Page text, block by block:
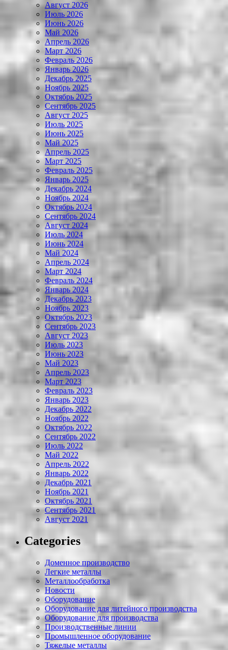
Август 2026
Июль 2026
Июнь 2026
Май 2026
Апрель 2026
Март 2026
Февраль 2026
Январь 2026
Декабрь 2025
Ноябрь 2025
Октябрь 2025
Сентябрь 2025
Август 2025
Июль 2025
Июнь 2025
Май 2025
Апрель 2025
Март 2025
Февраль 2025
Январь 2025
Декабрь 2024
Ноябрь 2024
Октябрь 2024
Сентябрь 2024
Август 2024
Июль 2024
Июнь 2024
Май 2024
Апрель 2024
Март 2024
Февраль 2024
Январь 2024
Декабрь 2023
Ноябрь 2023
Октябрь 2023
Сентябрь 2023
Август 2023
Июль 2023
Июнь 2023
Май 2023
Апрель 2023
Март 2023
Февраль 2023
Январь 2023
Декабрь 2022
Ноябрь 2022
Октябрь 2022
Сентябрь 2022
Июль 2022
Май 2022
Апрель 2022
Январь 2022
Декабрь 2021
Ноябрь 2021
Октябрь 2021
Сентябрь 2021
Август 2021
Categories
Доменное производство
Легкие металлы
Металлообработка
Новости
Оборудование
Оборудование для литейного производства
Оборудование для производства
Производственные линии
Промышленное оборудование
Тяжелые металлы